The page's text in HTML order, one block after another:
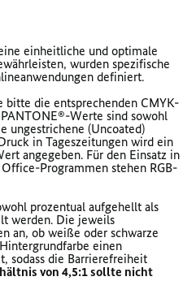
einheitliche und optimale
wurden spezifische
definiert.
bitte die entsprechenden CMYK-
Werte sind sowohl
ungestrichene (Uncoated)
in Tageszeitungen wird ein
angegeben. Für den Einsatz in
Programmen stehen RGB-
prozentual aufgehellt als
werden. Die jeweils
an, ob weiße oder schwarze
einen
sodass die Barrierefreiheit
von 4,5:1 sollte nicht